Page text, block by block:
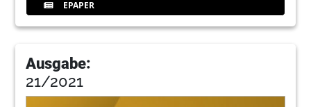
EPAPER
Ausgabe:
21/2021